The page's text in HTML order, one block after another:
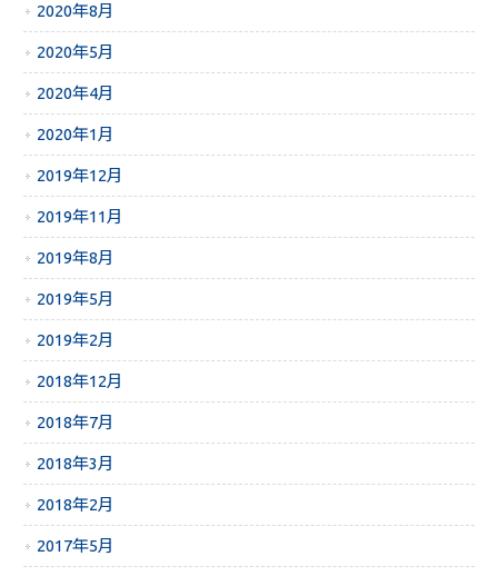
2020年8月
2020年5月
2020年4月
2020年1月
2019年12月
2019年11月
2019年8月
2019年5月
2019年2月
2018年12月
2018年7月
2018年3月
2018年2月
2017年5月